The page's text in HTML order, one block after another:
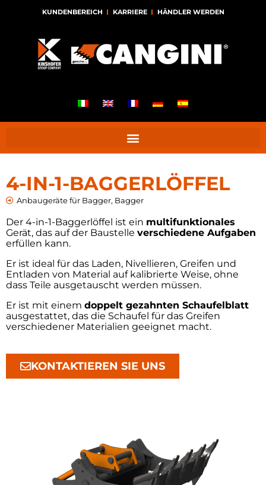
KUNDENBEREICH KARRIERE HÄNDLER WERDEN
4-IN-1-BAGGERLÖFFEL
Anbaugeräte für Bagger, Bagger
Der 4-in-1-Baggerlöffel ist ein multifunktionales
Gerät, das auf der Baustelle verschiedene Aufgaben
erfüllen kann.
Er ist ideal für das Laden, Nivellieren, Greifen und
Entladen von Material auf kalibrierte Weise, ohne
dass Teile ausgetauscht werden müssen.
Er ist mit einem doppelt gezahnten Schaufelblatt
ausgestattet, das die Schaufel für das Greifen
verschiedener Materialien geeignet macht.
KONTAKTIEREN SIE UNS